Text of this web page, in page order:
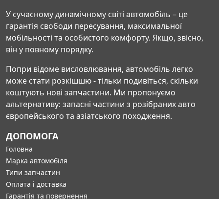
У сучасному динамічному світі автомобіль – це
гарантія свободи пересування, максимальної
мобільності та особистого комфорту. Якщо, звісно,
він у повному порядку.
Попри відоме висловлювання, автомобіль легко
може стати розкішшю - тільки подивіться, скільки
коштують нові запчастини. Ми пропонуємо
альтернативу: запасні частини з розібраних авто
європейського та азіатського походження.
ДОПОМОГА
Головна
Марка автомобіля
Типи запчастин
Оплата і доставка
Гарантія та повернення